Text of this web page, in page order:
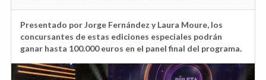
Presentado por Jorge Fernández y Laura Moure, los
concursantes de estas ediciones especiales podrán
ganar hasta 100.000 euros en el panel final del programa.
Anterior